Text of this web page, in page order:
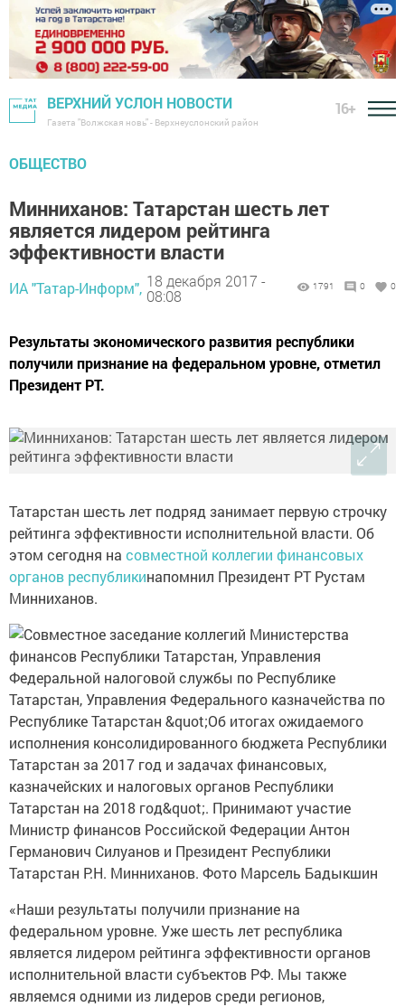
ВЕРХНИЙ УСЛОН НОВОСТИ
Газета "Волжская новь" - Верхнеуслонский район
16+
ОБЩЕСТВО
Минниханов: Татарстан шесть лет
является лидером рейтинга
эффективности власти
ИА "Татар-Информ", 18 декабря 2017 -
08:08
1791 0 0
Результаты экономического развития республики
получили признание на федеральном уровне, отметил
Президент РТ.
Татарстан шесть лет подряд занимает первую строчку
рейтинга эффективности исполнительной власти. Об
этом сегодня на совместной коллегии финансовых
органов республикинапомнил Президент РТ Рустам
Минниханов.
«Наши результаты получили признание на
федеральном уровне. Уже шесть лет республика
является лидером рейтинга эффективности органов
исполнительной власти субъектов РФ. Мы также
являемся одними из лидеров среди регионов,